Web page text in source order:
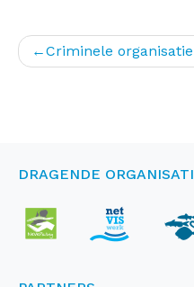
Bericht
Criminele
DRAGENDE